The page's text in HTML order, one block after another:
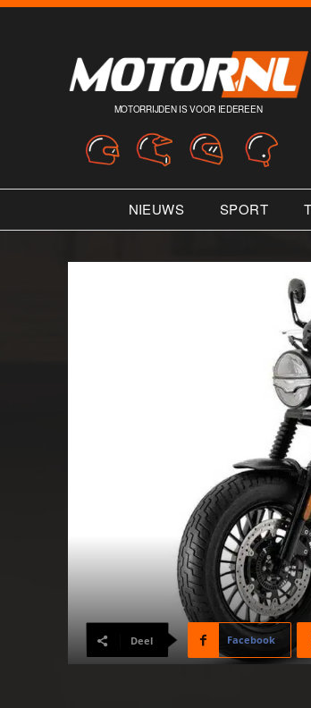
MOTORRIJDEN IS VOOR IEDEREEN
NIEUWS SPORT
Deel Facebook